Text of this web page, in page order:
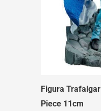
Figura
Piece 11cm